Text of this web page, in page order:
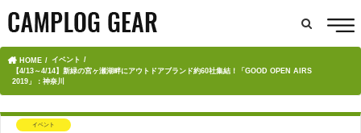
HOME
イベント
【4/13～4/14】新緑の宮ヶ瀬湖畔にアウトドアブランド約60社集結！「GOOD OPEN AIRS
2019」：神奈川
イベント